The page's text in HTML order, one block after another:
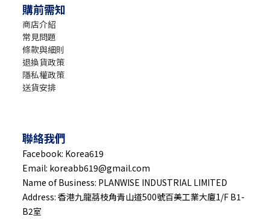
購前需知
商店介紹
常見問題
條款與細則
退換貨政策
隱私權政策
送貨安排
聯絡我們
Facebook: Korea619
Email: koreabb619@gmail.com
Name of Business: PLANWISE INDUSTRIAL LIMITED
Address: 香港九龍茘枝角青山道500號百美工業大廈1/F B1-
B2室